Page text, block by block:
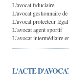
L'avocat fiduciaire
L'avocat gestionnaire
L'avocat protecteur légal
L’avocat agent sportif
L’avocat intermédiaire
L'ACTE